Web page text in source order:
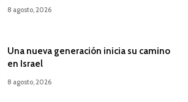
8 agosto, 2026
Una nueva generación inicia su camino
en Israel
8 agosto, 2026